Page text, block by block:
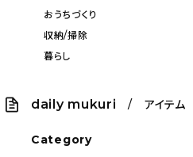
おうちづくり
収納/掃除
暮らし
daily mukuri / アイテム
Category